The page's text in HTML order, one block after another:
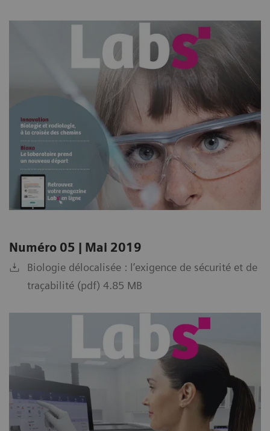
Numéro 05 | Mai 2019
Biologie délocalisée : l’exigence de sécurité et de
traçabilité (pdf) 4.85 MB